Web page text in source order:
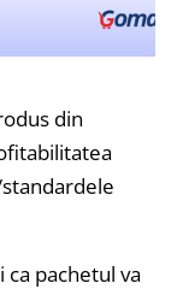
din
pachetul va